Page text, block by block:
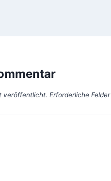
veröffentlicht. Erforderliche